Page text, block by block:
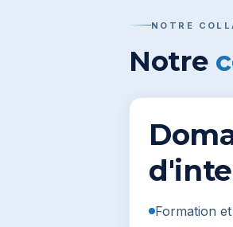
NOTRE
Notre
Formation